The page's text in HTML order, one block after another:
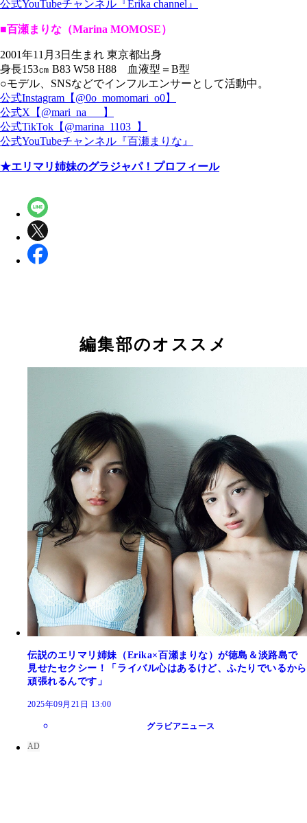
公式YouTubeチャンネル『Erika channel』
■百瀬まりな（Marina MOMOSE）
2001年11月3日生まれ 東京都出身
身長153㎝ B83 W58 H88 血液型＝B型
○モデル、SNSなどでインフルエンサーとして活動中。
公式Instagram【@0o_momomari_o0】
公式X【@mari_na___】
公式TikTok【@marina_1103_】
公式YouTubeチャンネル『百瀬まりな』
★エリマリ姉妹のグラジャパ！プロフィール
編集部のオススメ
伝説のエリマリ姉妹（Erika×百瀬まりな）が徳島＆淡路島で
見せたセクシー！「ライバル心はあるけど、ふたりでいるから
頑張れるんです」
2025年09月21日 13:00
グラビアニュース